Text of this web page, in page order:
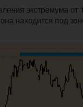
экстремума от
находится под